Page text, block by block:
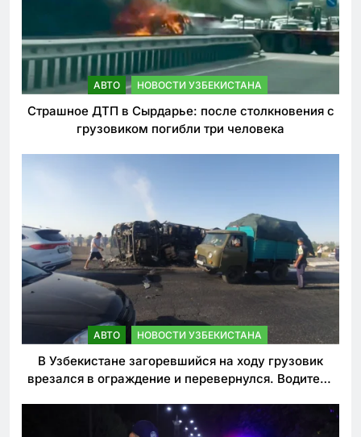
АВТО НОВОСТИ УЗБЕКИСТАНА
Страшное ДТП в Сырдарье: после столкновения с
грузовиком погибли три человека
АВТО НОВОСТИ УЗБЕКИСТАНА
В Узбекистане загоревшийся на ходу грузовик
врезался в ограждение и перевернулся. Водитель